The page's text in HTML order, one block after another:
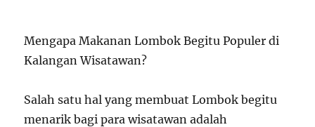
Mengapa Makanan Lombok Begitu Populer di
Kalangan Wisatawan?
Salah satu hal yang membuat Lombok begitu
menarik bagi para wisatawan adalah